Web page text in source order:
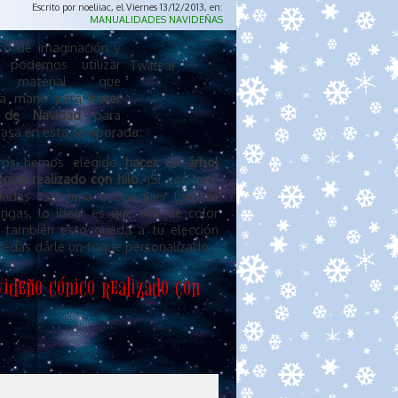
Escrito por noeliiac, el Viernes 13/12/2013, en:
MANUALIDADES NAVIDEÑAS
Twittear
de imaginación y
podemos utilizar
material que
mano parahacer
Navidadpara
en esta temporada.
hemos elegidohacer un árbol
realizado con hilo.¡Si, con hilo!
usar lana o cualquier tipo de
lo ideal es que sea de color
también esto queda a tu elección
darle un toque personalizado.
cónico realizado con